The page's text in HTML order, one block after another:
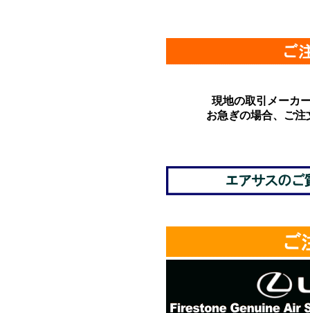
現地の取引メーカ
お急ぎの場合、ご